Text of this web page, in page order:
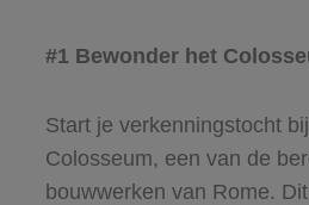
#1 Bewonder het
Start je verkenningstocht
Colosseum, een van de
bouwwerken van Rome.